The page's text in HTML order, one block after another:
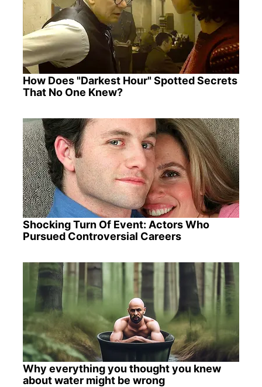
How Does "Darkest Hour" Spotted Secrets
That No One Knew?
Shocking Turn Of Event: Actors Who
Pursued Controversial Careers
Why everything you thought you knew
about water might be wrong